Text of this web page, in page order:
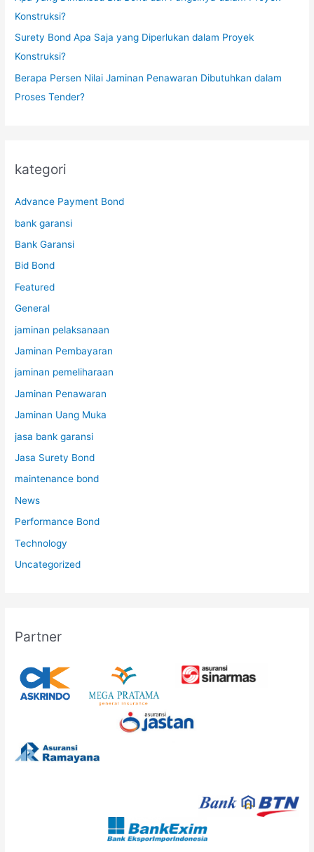
Konstruksi?
Surety Bond Apa Saja yang Diperlukan dalam Proyek
Konstruksi?
Berapa Persen Nilai Jaminan Penawaran Dibutuhkan dalam
Proses Tender?
kategori
Advance Payment Bond
bank garansi
Bank Garansi
Bid Bond
Featured
General
jaminan pelaksanaan
Jaminan Pembayaran
jaminan pemeliharaan
Jaminan Penawaran
Jaminan Uang Muka
jasa bank garansi
Jasa Surety Bond
maintenance bond
News
Performance Bond
Technology
Uncategorized
Partner